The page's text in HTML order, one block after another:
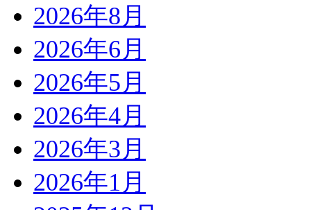
2026年8月
2026年6月
2026年5月
2026年4月
2026年3月
2026年1月